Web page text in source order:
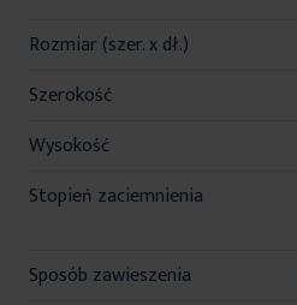
Rozmiar (szer. x dł.)
Szerokość
Wysokość
Stopień zaciemnienia
Sposób zawieszenia